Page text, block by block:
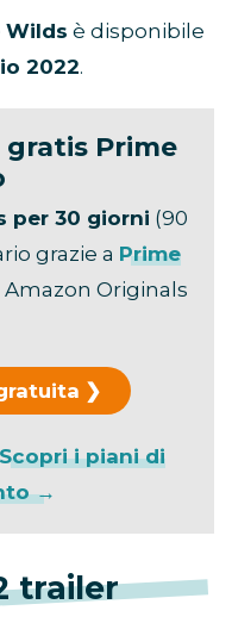
Wilds è disponibile
2022.
Prime
per 30 giorni (90
grazie a Prime
Amazon Originals
Scopri i piani di
→
trailer